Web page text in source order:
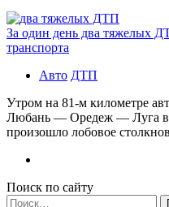
За один день два тяжелых
транспорта
Авто ДТП
Утром на 81-м километре
Любань — Оредеж — Луга в
произошло лобовое
Поиск по сайту
Найти: